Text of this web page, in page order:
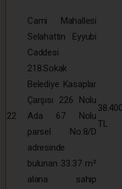
22
Cami Mahallesi
Selahattin Eyyubi
Caddesi
218.Sokak
Belediye Kasaplar
Çarşısı 226 Nolu
Ada 67 Nolu
parsel No:8/D
adresinde
bulunan 33.37 m²
alana sahip
TL